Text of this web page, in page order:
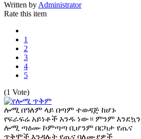
Written byAdministrator
Rate this item
1
2
3
4
5
(1 Vote)
ሎሚ በዓለም ላይ በጣም ተወዳጅ ከሆኑ
የፍራፍሬ አይነቶች አንዱ ነው። ምንም እንደኳን
ሎሚ ጣዕሙ ኮምጣጣ ቢሆንም በርካታ የጤና
ጥቅሞች እንዳሉት የጤና ባለሙያዎች